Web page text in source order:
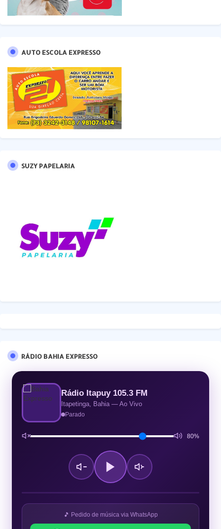
AUTO ESCOLA EXPRESSO
SUZY PAPELARIA
RÁDIO BAHIA EXPRESSO
Rádio Itapuy 105.3 FM
Itapetinga, Bahia — Ao Vivo
Parado
80%
🎵 Pedido de música via WhatsApp